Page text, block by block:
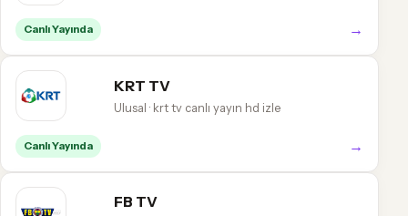
Canlı Yayında →
KRT TV
Ulusal · krt tv canlı yayın hd izle
Canlı Yayında →
FB TV